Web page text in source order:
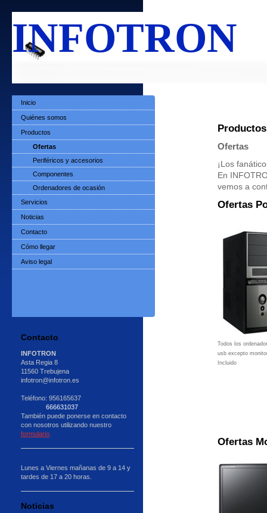
INFOTRON
Productos
Ofertas
¡Los
En
vemos a
Ofertas
Todos los
usb excepto
Incluido
Ofertas
Inicio
Quiénes somos
Productos
Ofertas
Periféricos y accesorios
Componentes
Ordenadores de ocasión
Servicios
Noticias
Contacto
Cómo llegar
Aviso legal
Contacto
INFOTRON
Asta Regia 8
11560 Trebujena
infotron@infotron.es
Teléfono: 956165637
666631037
También puede ponerse en contacto
con nosotros utilizando nuestro
formulario
Lunes a Viernes mañanas de 9 a 14 y
tardes de 17 a 20 horas.
Noticias